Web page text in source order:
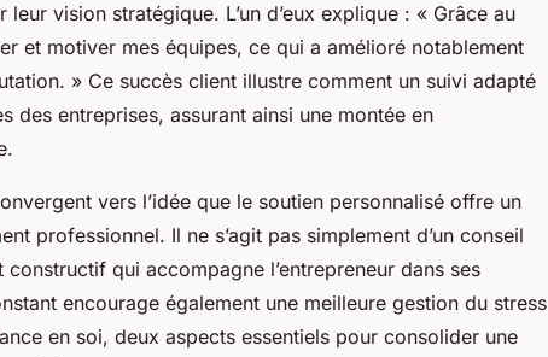
vision stratégique. L’un d’eux explique : « Grâce au
et motiver mes équipes, ce qui a amélioré notablement
» Ce succès client illustre comment un suivi adapté
des entreprises, assurant ainsi une montée en
vers l’idée que le soutien personnalisé offre un
professionnel. Il ne s’agit pas simplement d’un conseil
constructif qui accompagne l’entrepreneur dans ses
encourage également une meilleure gestion du stress
en soi, deux aspects essentiels pour consolider une